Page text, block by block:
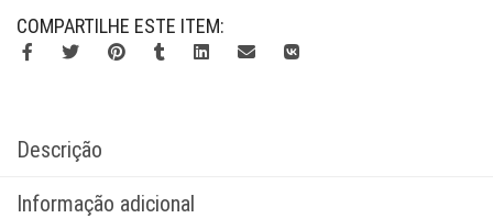
COMPARTILHE ESTE ITEM:
Descrição
Informação adicional